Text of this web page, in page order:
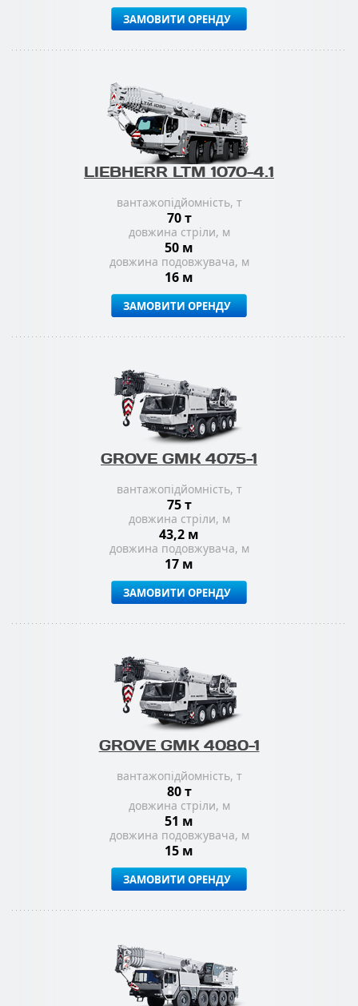
ЗАМОВИТИ ОРЕНДУ
LIEBHERR LTM 1070-4.1
вантажопідйомність, т
70 т
довжина стріли, м
50 м
довжина подовжувача, м
16 м
ЗАМОВИТИ ОРЕНДУ
GROVE GMK 4075-1
вантажопідйомність, т
75 т
довжина стріли, м
43,2 м
довжина подовжувача, м
17 м
ЗАМОВИТИ ОРЕНДУ
GROVE GMK 4080-1
вантажопідйомність, т
80 т
довжина стріли, м
51 м
довжина подовжувача, м
15 м
ЗАМОВИТИ ОРЕНДУ